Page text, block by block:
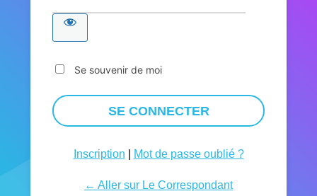
Se souvenir de moi
Inscription Mot de passe oublié ?
← Aller sur Le Correspondant